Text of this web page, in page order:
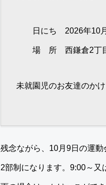
日にち 2026年10月
場 所 西鎌倉2丁目
未就園児のお友達のか
残念ながら、10月9日の運動
2部制になります。9:00～又